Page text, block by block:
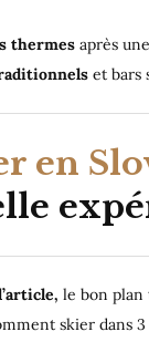
thermes après
et bars
en
le bon
skier dans 3